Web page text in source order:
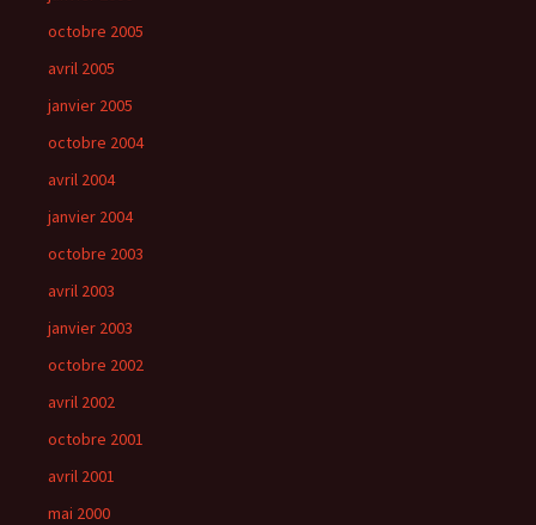
octobre 2005
avril 2005
janvier 2005
octobre 2004
avril 2004
janvier 2004
octobre 2003
avril 2003
janvier 2003
octobre 2002
avril 2002
octobre 2001
avril 2001
mai 2000